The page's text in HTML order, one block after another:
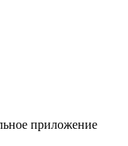
приложение